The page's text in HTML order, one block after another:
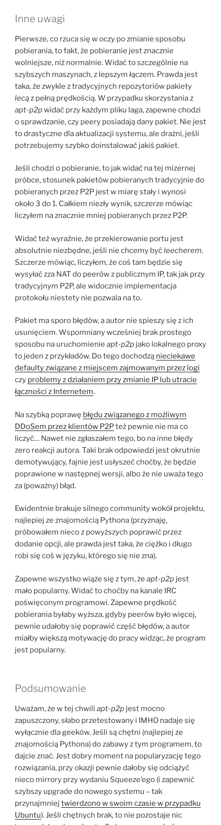
Inne uwagi
Pierwsze, co rzuca się w oczy po zmianie sposobu
pobierania, to fakt, że pobieranie jest znacznie
wolniejsze, niż normalnie. Widać to szczególnie na
szybszych maszynach, z lepszym łączem. Prawda jest
taka, że zwykle z tradycyjnych repozytoriów pakiety
lecąz pełną prędkością. W przypadku skorzystania z
apt-p2pwidać przy każdym pliku laga, zapewne chodzi
o sprawdzanie, czy peery posiadają dany pakiet. Nie jest
to drastyczne dla aktualizacji systemu, ale drażni, jeśli
potrzebujemy szybko doinstalować jakiś pakiet.
Jeśli chodzi o pobieranie, to jak widać na tej mizernej
próbce, stosunek pakietów pobieranych tradycyjnie do
pobieranych przez P2P jest w miarę stały i wynosi
około 3 do 1. Całkiem niezły wynik, szczerze mówiąc
liczyłem na znacznie mniej pobieranych przez P2P.
Widać też wyraźnie, że przekierowanie portu jest
absolutnie niezbędne, jeśli nie chcemy byćleecherem.
Szczerze mówiąc, liczyłem, że coś tam będzie się
wysyłać zza NAT do peerów z publicznym IP, tak jak przy
tradycyjnym P2P, ale widocznie implementacja
protokołu niestety nie pozwala na to.
Pakiet ma sporo błędów, a autor nie spieszy się z ich
usunięciem. Wspomniany wcześniej brak prostego
sposobu na uruchomienie apt-p2p jako lokalnego proxy
to jeden z przykładów. Do tego dochodzą nieciekawe
defaulty związane z miejscem zajmowanym przez logi
czy problemy z działaniem przy zmianie IP lub utracie
łączności z Internetem.
Na szybką poprawę błędu związanego z możliwym
DDoSem przez klientów P2Pteż pewnie nie ma co
liczyć… Nawet nie zgłaszałem tego, bo na inne błędy
zero reakcji autora. Taki brak odpowiedzi jest okrutnie
demotywujący, fajnie jest usłyszeć choćby, że będzie
poprawione w następnej wersji, albo że nie uważa tego
za (poważny) błąd.
Ewidentnie brakuje silnego community wokół projektu,
najlepiej ze znajomością Pythona (przyznaję,
próbowałem nieco z powyższych poprawić przez
dodanie opcji, ale prawda jest taka, że ciężko i długo
robi się coś w języku, którego się nie zna).
Zapewne wszystko wiąże się z tym, że apt-p2p jest
mało popularny. Widać to choćby na kanale IRC
poświęconym programowi. Zapewne prędkość
pobierania byłaby wyższa, gdyby peerów było więcej,
pewnie udałoby się poprawić część błędów, a autor
miałby większą motywację do pracy widząc, że program
jest popularny.
Podsumowanie
Uważam, że w tej chwili apt-p2p jest mocno
zapuszczony, słabo przetestowany i IMHO nadaje się
wyłącznie dla geeków. Jeśli są chętni (najlepiej ze
znajomością Pythona) do zabawy z tym programem, to
dajcie znać. Jest dobry moment na popularyzację tego
rozwiązania, przy okazji pewnie dałoby się odciążyć
nieco mirrory przy wydaniu Squeeze’ego (i zapewnić
szybszy upgrade do nowego systemu – tak
przynajmniej twierdzono w swoim czasie w przypadku
Ubuntu). Jeśli chętnych brak, to nie pozostaje nic